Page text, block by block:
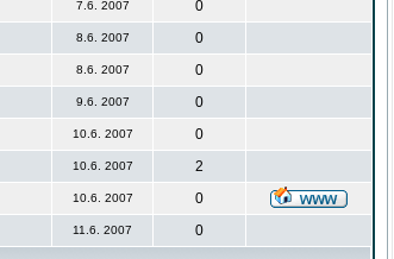
7.6. 2007
0
8.6. 2007
0
8.6. 2007
0
9.6. 2007
0
10.6. 2007
0
10.6. 2007
2
10.6. 2007
0
11.6. 2007 0